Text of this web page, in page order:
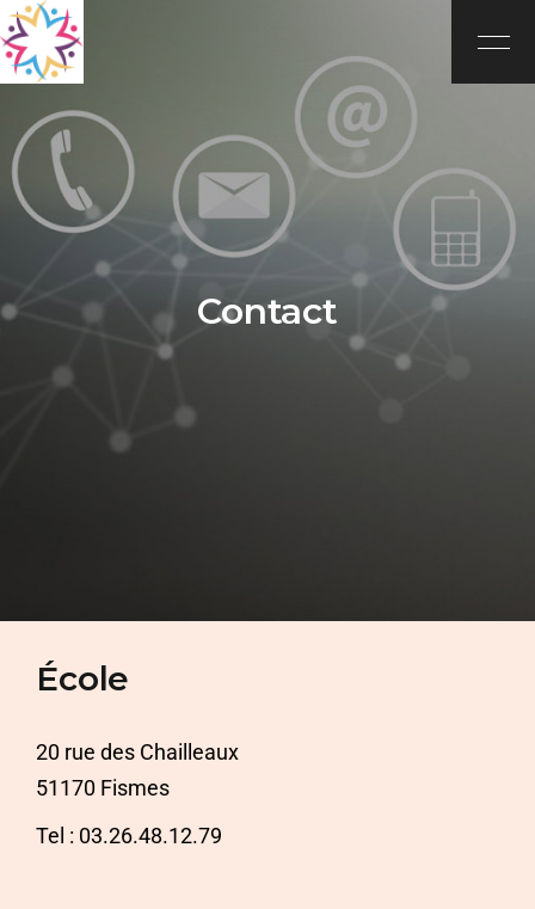
Contact
École
20 rue des Chailleaux
51170 Fismes
Tel : 03.26.48.12.79